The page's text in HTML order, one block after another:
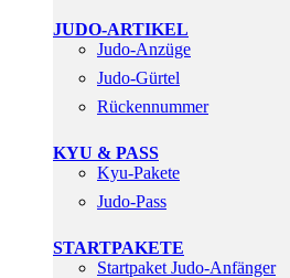
JUDO-ARTIKEL
Judo-Anzüge
Judo-Gürtel
Rückennummer
KYU & PASS
Kyu-Pakete
Judo-Pass
STARTPAKETE
Startpaket Judo-Anfänger